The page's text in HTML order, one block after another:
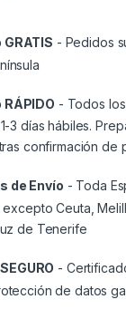
GRATIS - Pedidos
RÁPIDO - Todos
3 días hábiles.
confirmación de
de Envío - Toda
Ceuta,
de Tenerife
-
de datos